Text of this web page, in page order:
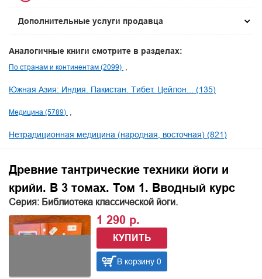
Дополнительные услуги продавца
Аналогичные книги смотрите в разделах:
По странам и континентам (2099)
Южная Азия: Индия. Пакистан. Тибет. Цейлон... (135)
Медицина (5789)
Нетрадиционная медицина (народная, восточная) (821)
Древние тантрические техники йоги и
крийи. В 3 томах. Том 1. Вводный курс
Серия: Библиотека классической йоги.
1 290 р.
КУПИТЬ
В корзину 0